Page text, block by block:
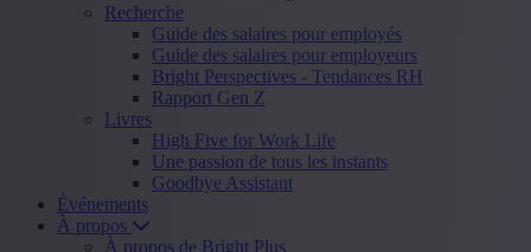
Recherche
Guide des salaires pour employés
Guide des salaires pour employeurs
Bright Perspectives - Tendances RH
Rapport Gen Z
Livres
High Five for Work Life
Une passion de tous les instants
Goodbye Assistant
Événements
À propos
À propos de Bright Plus